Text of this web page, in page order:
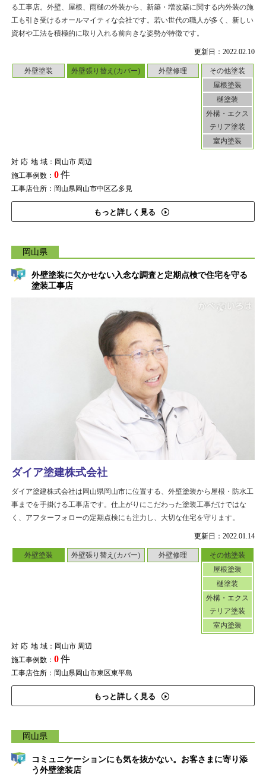
更新日：2022.02.10
外壁塗装 外壁張り替え(カバー) 外壁修理
その他塗装
屋根塗装
樋塗装
外構・エクス
テリア塗装
室内塗装
対応地域：岡山市 周辺
施工事例数： 0件
工事店住所：岡山県岡山市中区乙多見
もっと詳しく見る
る工事店。外壁、屋根、雨樋の外装から、新築・増改築に関する内外装の施
工も引き受けるオールマイティな会社です。若い世代の職人が多く、新しい
資材や工法を積極的に取り入れる前向きな姿勢が特徴です。
岡山県
外壁塗装に欠かせない入念な調査と定期点検で住宅を守る
塗装工事店
更新日：2022.01.14
外壁塗装 外壁張り替え(カバー) 外壁修理
その他塗装
屋根塗装
樋塗装
外構・エクス
テリア塗装
室内塗装
対応地域：岡山市 周辺
施工事例数： 0件
工事店住所：岡山県岡山市東区東平島
もっと詳しく見る
ダイア塗建株式会社
ダイア塗建株式会社は岡山県岡山市に位置する、外壁塗装から屋根・防水工
事までを手掛ける工事店です。仕上がりにこだわった塗装工事だけではな
く、アフターフォローの定期点検にも注力し、大切な住宅を守ります。
岡山県
コミュニケーションにも気を抜かない。お客さまに寄り添
う外壁塗装店